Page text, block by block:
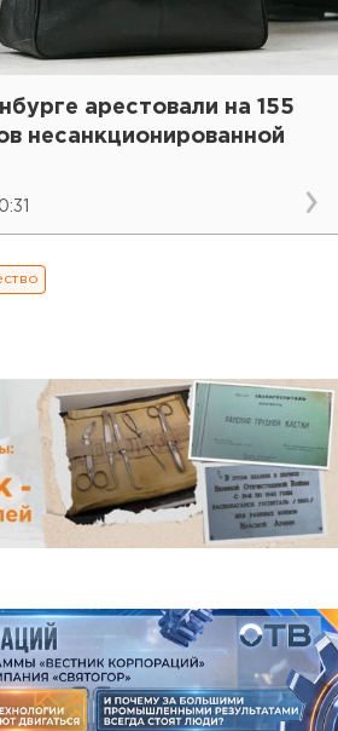
арестовали на 155
несанкционированной